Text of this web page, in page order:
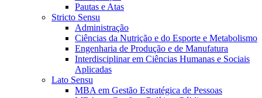
Pautas e Atas
Stricto Sensu
Administração
Ciências da Nutrição e do Esporte e Metabolismo
Engenharia de Produção e de Manufatura
Interdisciplinar em Ciências Humanas e Sociais
Aplicadas
Lato Sensu
MBA em Gestão Estratégica de Pessoas